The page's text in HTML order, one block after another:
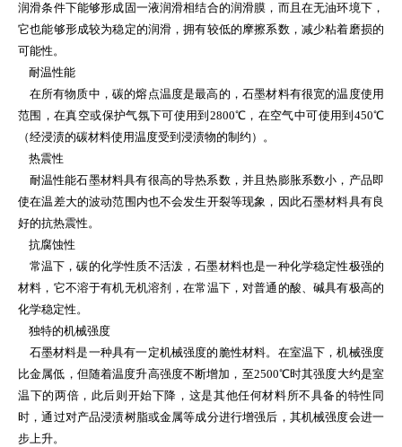
润滑条件下能够形成固一液润滑相结合的润滑膜，而且在无油环境下，
它也能够形成较为稳定的润滑，拥有较低的摩擦系数，减少粘着磨损的
可能性。
耐温性能
在所有物质中，碳的熔点温度是最高的，石墨材料有很宽的温度使用
范围，在真空或保护气氛下可使用到2800℃，在空气中可使用到450℃
（经浸渍的碳材料使用温度受到浸渍物的制约）。
热震性
耐温性能石墨材料具有很高的导热系数，并且热膨胀系数小，产品即
使在温差大的波动范围内也不会发生开裂等现象，因此石墨材料具有良
好的抗热震性。
抗腐蚀性
常温下，碳的化学性质不活泼，石墨材料也是一种化学稳定性极强的
材料，它不溶于有机无机溶剂，在常温下，对普通的酸、碱具有极高的
化学稳定性。
独特的机械强度
石墨材料是一种具有一定机械强度的脆性材料。在室温下，机械强度
比金属低，但随着温度升高强度不断增加，至2500℃时其强度大约是室
温下的两倍，此后则开始下降，这是其他任何材料所不具备的特性同
时，通过对产品浸渍树脂或金属等成分进行增强后，其机械强度会进一
步上升。